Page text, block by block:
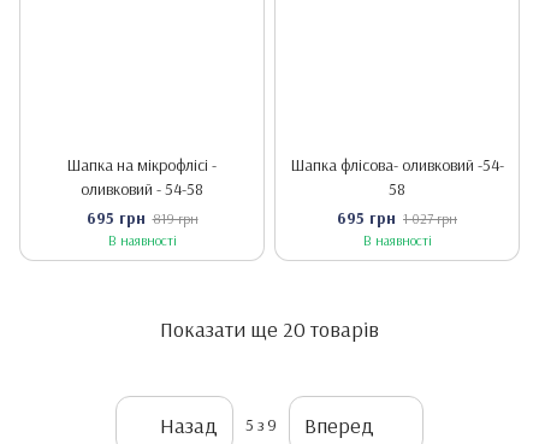
Шапка на мікрофлісі -
оливковий - 54-58
695 грн 819 грн
В наявності
Шапка флісова- оливковий -54-
58
695 грн 1 027 грн
В наявності
Показати ще 20 товарів
Назад 5 з 9 Вперед